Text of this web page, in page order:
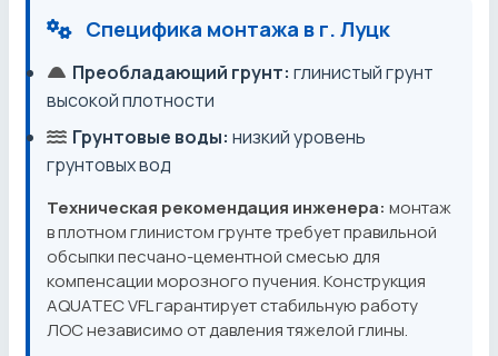
Специфика монтажа в г. Луцк
Преобладающий грунт: глинистый грунт
высокой плотности
Грунтовые воды: низкий уровень
грунтовых вод
Техническая рекомендация инженера: монтаж
в плотном глинистом грунте требует правильной
обсыпки песчано-цементной смесью для
компенсации морозного пучения. Конструкция
AQUATEC VFL гарантирует стабильную работу
ЛОС независимо от давления тяжелой глины.